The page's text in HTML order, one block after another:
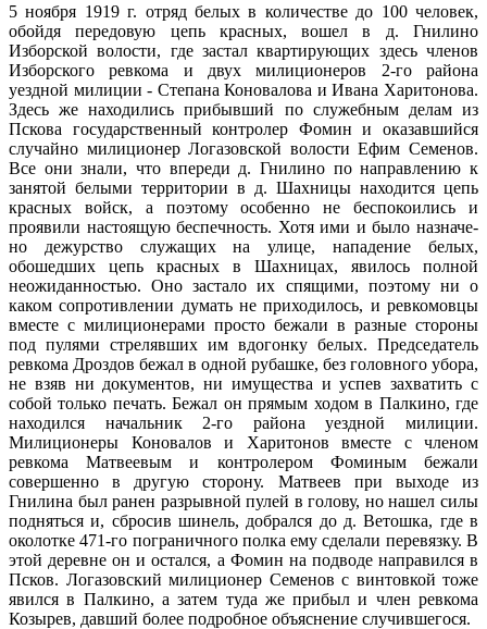
5 ноября 1919 г. отряд белых в количестве до 100 человек,
обойдя передовую цепь красных, вошел в д. Гнилино
Изборской волости, где застал квартирующих здесь членов
Изборского ревкома и двух милиционеров 2-го района
уездной милиции - Степана Коновалова и Ивана Харитонова.
Здесь же находились прибывший по служебным делам из
Пскова государственный контро­лер Фомин и оказавшийся
случайно милиционер Логазовской волости Ефим Семенов.
Все они знали, что впереди д. Гнилино по направлению к
занятой белы­ми территории в д. Шахницы находится цепь
красных войск, а поэтому особенно не беспокоились и
прояви­ли настоящую беспечность. Хотя ими и было назначе­
но дежурство служащих на улице, нападение белых,
обошедших цепь красных в Шахницах, явилось полной
неожиданностью. Оно застало их спящими, поэтому ни о
каком сопротивлении думать не приходилось, и ревкомовцы
вместе с милиционерами просто бежали в разные стороны
под пулями стрелявших им вдогонку белых. Председатель
ревкома Дроздов бежал в одной рубашке, без головного убора,
не взяв ни документов, ни имущества и успев захватить с
собой только печать. Бежал он прямым ходом в Палкино, где
находился на­чальник 2-го района уездной милиции.
Милиционеры Коновалов и Харитонов вместе с членом
ревкома Мат­веевым и контролером Фоминым бежали
совершенно в другую сторону. Матвеев при выходе из
Гнилина был ранен разрывной пулей в голову, но нашел силы
под­няться и, сбросив шинель, добрался до д. Ветошка, где в
околотке 471-го пограничного полка ему сделали перевязку. В
этой деревне он и остался, а Фомин на подводе направился в
Псков. Логазовский милиционер Семенов с винтовкой тоже
явился в Палкино, а затем туда же прибыл и член ревкома
Козырев, давший более подробное объяснение случившегося.